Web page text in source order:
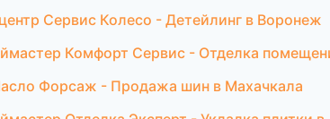
Сервис Колесо - Детейлинг в Воронеж
Комфорт Сервис - Отделка
Форсаж - Продажа шин в Махачкала